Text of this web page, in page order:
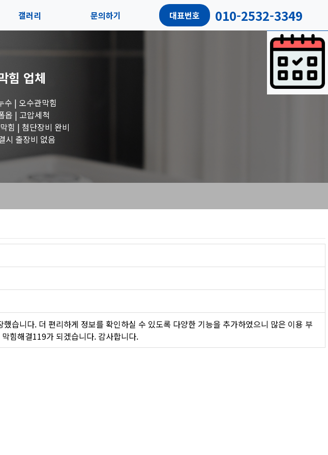
갤러리
수도꼭지 작업
세면대 작업
변기 작업
문의하기 대표번호 010-2532-3349
힘 업체
수 | 오수관막힘
옵 | 고압세척
힘 | 첨단장비 완비
시 출장비 없음
습니다. 더 편리하게 정보를 확인하실 수 있도록 다양한 기능을 추가하였으니 많은 이용 부
힘해결119가 되겠습니다. 감사합니다.